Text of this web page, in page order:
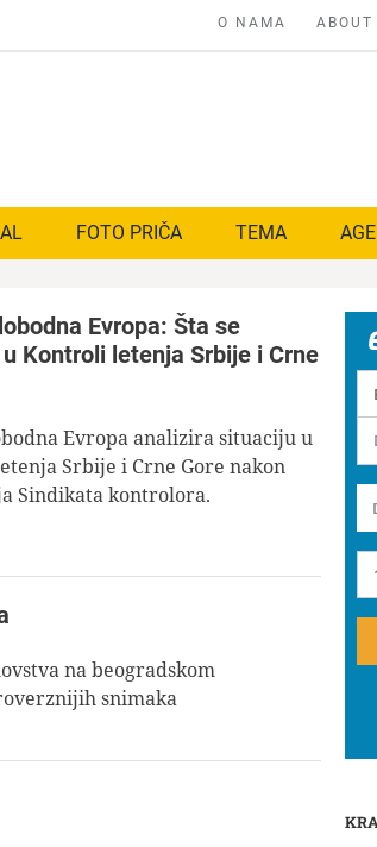
O NAMA ABOUT
FOTO PRIČA TEMA
Evropa: Šta se
Kontroli letenja Srbije i Crne
Evropa analizira situaciju u
Srbije i Crne Gore nakon
Sindikata kontrolora.
na beogradskom
snimaka